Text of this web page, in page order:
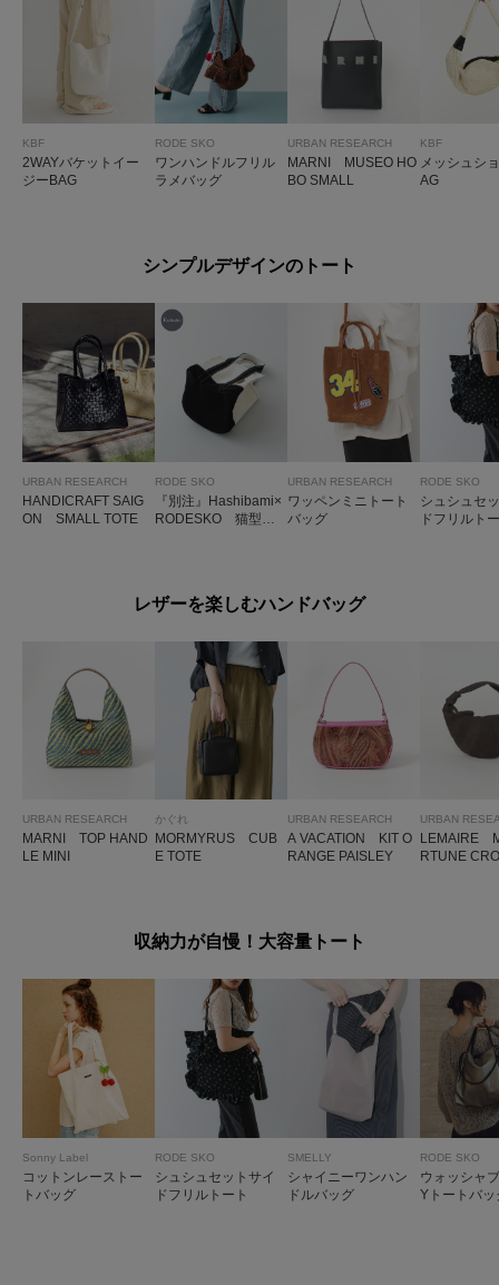
KBF
2WAYバケットイー
ジーBAG
RODE SKO
ワンハンドルフリル
ラメバッグ
URBAN RESEARCH
MARNI MUSEO HO
BO SMALL
KBF
メッシュシ
AG
シンプルデザインのトート
URBAN RESEARCH
HANDICRAFT SAIG
ON SMALL TOTE
RODE SKO
『別注』Hashibami×
RODESKO 猫型キ
URBAN RESEARCH
ワッペンミニトート
バッグ
RODE SKO
シュシュセ
ドフリルト
レザーを楽しむハンドバッグ
URBAN RESEARCH
MARNI TOP HAND
LE MINI
かぐれ
MORMYRUS CUB
E TOTE
URBAN RESEARCH
A VACATION KIT O
RANGE PAISLEY
URBAN
LEMAIRE
RTUNE
収納力が自慢！大容量トート
Sonny Label
コットンレーストー
トバッグ
RODE SKO
シュシュセットサイ
ドフリルトート
SMELLY
シャイニーワンハン
ドルバッグ
RODE SKO
ウォッシャ
Yトートバッ